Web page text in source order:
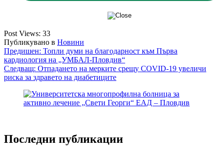
Post Views: 33
Публикувано в Новини
Навигация
Предишен: Топли думи на благодарност към Първа
кардиология на „УМБАЛ-Пловдив“
Следващ: Отпадането на мерките срещу COVID-19 увеличи
риска за здравето на диабетиците
Последни публикации